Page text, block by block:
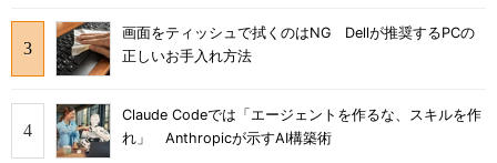
画面をティッシュで拭くのはNG Dellが推奨するPCの
正しいお手入れ方法
Claude Codeでは「エージェントを作るな、スキルを作
れ」 Anthropicが示すAI構築術